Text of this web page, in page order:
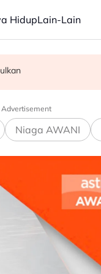
HidupLain-Lain
- Panglima
Advertisement
Niaga AWANI